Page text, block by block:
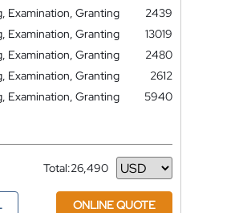
Examination, Granting
2439
Examination, Granting
13019
Examination, Granting
2480
Examination, Granting
2612
Examination, Granting
5940
Total:26,490
Currency
ONLINE QUOTE